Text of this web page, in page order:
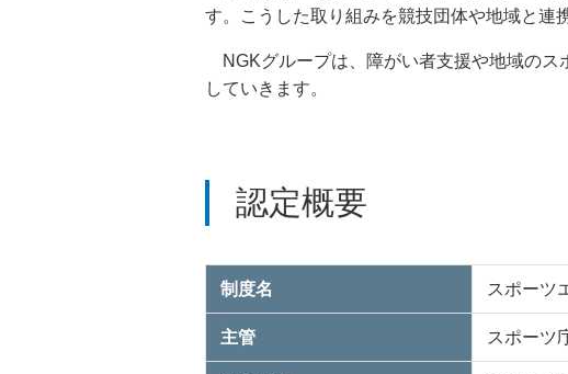
す。こうした取り組みを競技団体や地域と連
NGKグループは、障がい者支援や地域のス
していきます。
認定概要
制度名 スポーツ
主管 スポーツ